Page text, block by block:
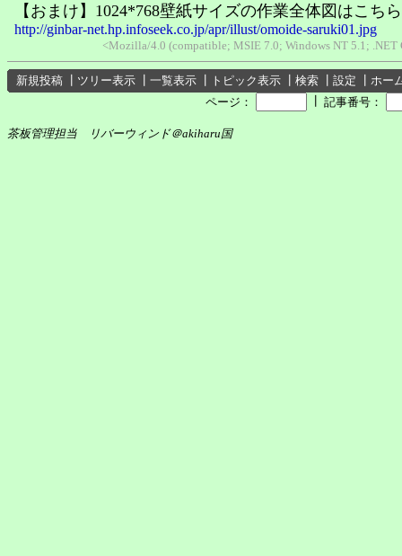
【おまけ】1024*768壁紙サイズの作業全体図はこちら
http://ginbar-net.hp.infoseek.co.jp/apr/illust/omoide-saruki01.jpg
<Mozilla/4.0 (compatible; MSIE 7.0; Windows NT 5.1;
新規投稿 ツリー表示 一覧表示 トピック表示 検索 設定
ホー
ページ：
記事番号：
茶板管理担当 リバーウィンド＠akiharu国